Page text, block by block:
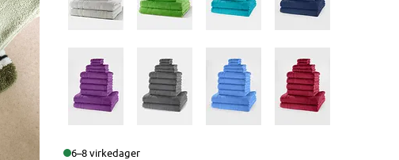
6–8 virkedager